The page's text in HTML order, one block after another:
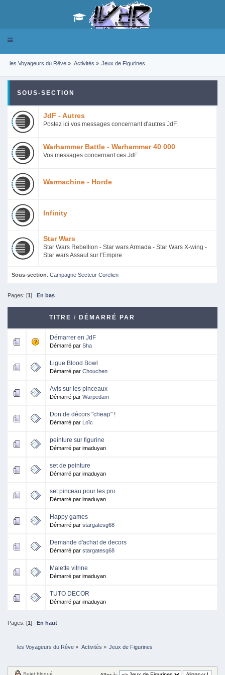
Toggle
les Voyageurs du Rêve » Activités » Jeux de Figurines
SOUS-SECTION
JdF - Autres
Postez ici vos messages concernant d'autres JdF.
Warhammer Battle - Warhammer 40 000
Vos messages concernant ces JdF.
Warmachine - Horde
Infinity
Star Wars
Star Wars Rebellion - Star wars Armada - Star Wars X-wing -
Star wars Assaut sur l'Empire
Sous-section: Campagne Secteur Corelien
Pages: [1] En bas
TITRE /DÉMARRÉ PAR
Démarrer en JdF
Démarré par Sha
Ligue Blood Bowl
Démarré par Chouchen
Avis sur les pinceaux
Démarré par Warpedam
Don de décors "cheap" !
Démarré par Loïc
peinture sur figurine
Démarré par imaduyan
set de peinture
Démarré par imaduyan
set pinceau pour les pro
Démarré par imaduyan
Happy games
Démarré par stargatesg68
Demande d'achat de decors
Démarré par stargatesg68
Malette vitrine
Démarré par imaduyan
TUTO DECOR
Démarré par imaduyan
Pages: [1] En haut
les Voyageurs du Rêve » Activités » Jeux de Figurines
Sujet bloqué